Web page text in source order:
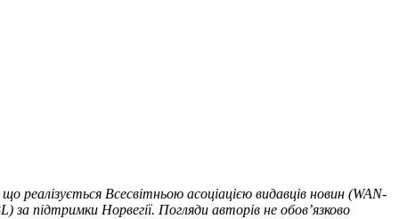
Всесвітньою асоціацією видавців новин (WAN-
підтримки Норвегії. Погляди авторів не обов’язково